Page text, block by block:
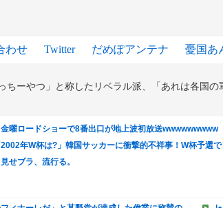
わせ Twitter だめぽアンテナ 憂国あ
ちーやつ」と称したリベラル派、「あれは各国